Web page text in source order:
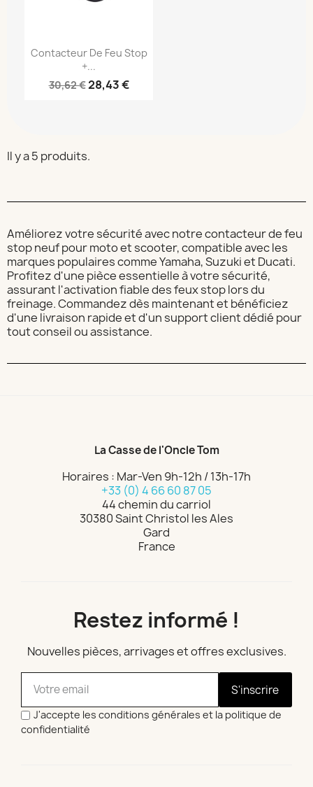
Contacteur De Feu Stop
+...
30,62 €28,43 €
Il y a 5 produits.
Améliorez votre sécurité avec notre contacteur de feu
stop neuf pour moto et scooter, compatible avec les
marques populaires comme Yamaha, Suzuki et Ducati.
Profitez d'une pièce essentielle à votre sécurité,
assurant l'activation fiable des feux stop lors du
freinage. Commandez dès maintenant et bénéficiez
d'une livraison rapide et d'un support client dédié pour
tout conseil ou assistance.
La Casse de l'Oncle Tom
Horaires : Mar-Ven 9h-12h / 13h-17h
+33 (0) 4 66 60 87 05
44 chemin du carriol
30380 Saint Christol les Ales
Gard
France
Restez informé !
Nouvelles pièces, arrivages et offres exclusives.
S'inscrire
J'accepte les conditions générales et la politique de
confidentialité